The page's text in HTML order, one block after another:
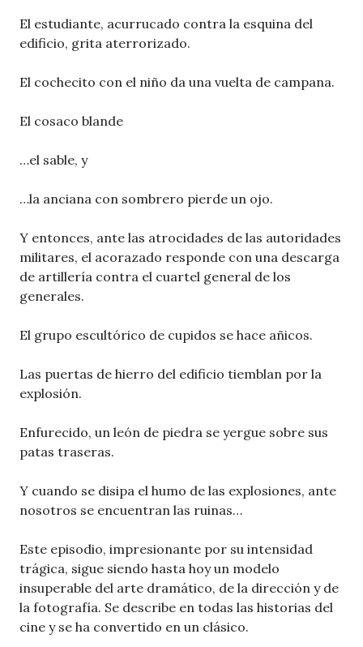
El estudiante, acurrucado contra la esquina del
edificio, grita aterrorizado.
El cochecito con el niño da una vuelta de campana.
El cosaco blande
…el sable, y
…la anciana con sombrero pierde un ojo.
Y entonces, ante las atrocidades de las autoridades
militares, el acorazado responde con una descarga
de artillería contra el cuartel general de los
generales.
El grupo escultórico de cupidos se hace añicos.
Las puertas de hierro del edificio tiemblan por la
explosión.
Enfurecido, un león de piedra se yergue sobre sus
patas traseras.
Y cuando se disipa el humo de las explosiones, ante
nosotros se encuentran las ruinas…
Este episodio, impresionante por su intensidad
trágica, sigue siendo hasta hoy un modelo
insuperable del arte dramático, de la dirección y de
la fotografía. Se describe en todas las historias del
cine y se ha convertido en un clásico.